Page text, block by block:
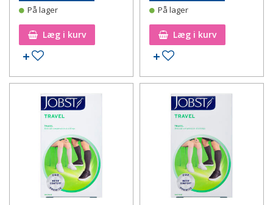
På lager
Læg i kurv
Tilføj til ønskeseddel
På lager
Læg i kurv
Tilføj til ønskeseddel